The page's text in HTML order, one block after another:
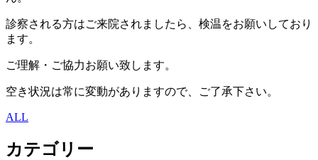
診察される方はご来院されましたら、検温をお願いしており
ます。
ご理解・ご協力お願い致します。
空き状況は常に変動がありますので、ご了承下さい。
ALL
カテゴリー